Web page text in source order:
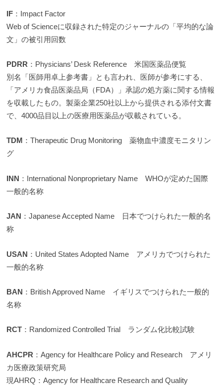
IF ：Impact Factor
Web of Scienceに収録された特定のジャーナルの「平均的な論
文」の被引用回数
PDRR ：Physicians’ Desk Reference 米国医薬品便覧
別名「医師用卓上参考書」とも言われ、医師が参考にする、
「アメリカ食品医薬品局（FDA）」承認の処方薬に関する情報
を収載したもの。製薬企業250社以上から提供される添付文書
で、4000品目以上の医療用医薬品が収載されている。
TDM ：Therapeutic Drug Monitoring 薬物血中濃度モニタリン
グ
INN ：International Nonproprietary Name WHOが定めた国際
一般的名称
JAN ：Japanese Accepted Name 日本でつけられた一般的名
称
USAN ：United States Adopted Name アメリカでつけられた
一般的名称
BAN ：British Approved Name イギリスでつけられた一般的
名称
RCT ：Randomized Controlled Trial ランダム化比較試験
AHCPR ：Agency for Healthcare Policy and Research アメリ
カ医療政策研究局
現AHRQ：Agency for Healthcare Research and Quality